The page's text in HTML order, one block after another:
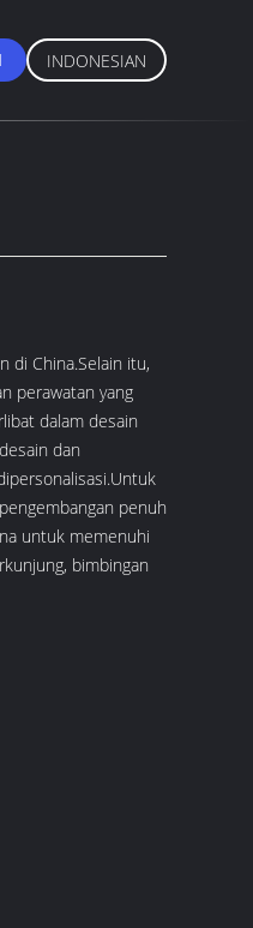
INDONESIAN
di China.Selain itu,
perawatan yang
dalam desain
dan
penuh
untuk memenuhi
bimbingan